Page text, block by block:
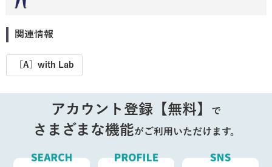
関連情報
［A］with Lab
アカウント登録【無料】 で
さまざまな機能がご利用いただけます。